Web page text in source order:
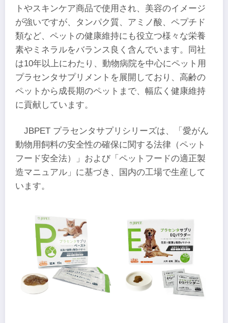
トやスキンケア商品で使用され、美容のイメージ
が強いですが、タンパク質、アミノ酸、ペプチド
類など、ペットの健康維持にも役立つ様々な栄養
素やミネラルをバランス良く含んでいます。同社
は10年以上にわたり、動物病院を中心にペット用
プラセンタサプリメントを展開しており、高齢の
ペットから成長期のペットまで、幅広く健康維持
に貢献しています。
JBPET プラセンタサプリシリーズは、「愛がん
動物用飼料の安全性の確保に関する法律（ペット
フード安全法）」および「ペットフードの適正製
造マニュアル」に基づき、国内の工場で生産して
います。